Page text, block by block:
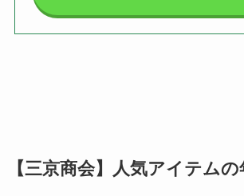
【三京商会】人気アイテム